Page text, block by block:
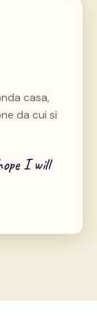
casa,
da cui si
I will